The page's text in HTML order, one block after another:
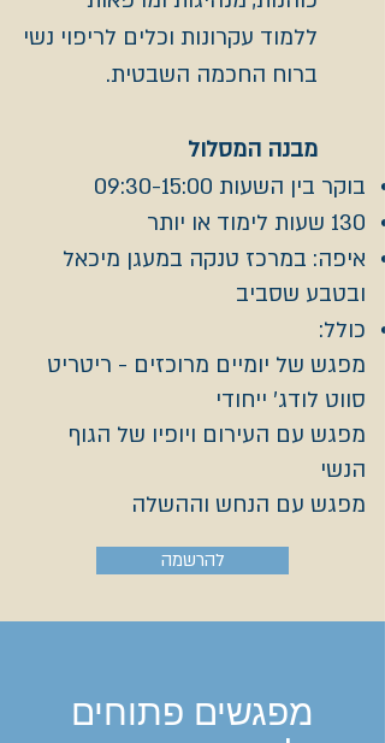
ללמוד עקרונות וכלים לריפוי נשי
ברוח החכמה השבטית.
מבנה המסלול
בוקר בין השעות 09:30-15:00
130 שעות לימוד או יותר
איפה: במרכז טנקה במעגן מיכאל
ובטבע שסביב
כולל:
מפגש של יומיים מרוכזים - ריטריט
סווט לודג' ייחודי
מפגש עם העירום ויופיו של הגוף
הנשי
מפגש עם הנחש וההשלה
להרשמה
מפגשים פתוחים